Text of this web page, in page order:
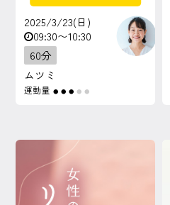
2025/3/23(日)
09:30〜10:30
60分
ムツミ
運動量 ● ● ● ● ●